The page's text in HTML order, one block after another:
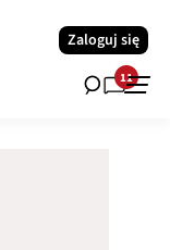
Zaloguj się
11